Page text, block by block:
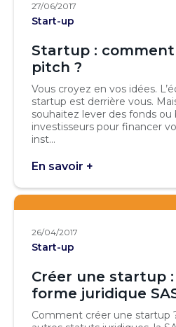
27/06/2017
Start-up
Startup :
pitch ?
Vous croyez en vos idées.
startup est derrière vous.
souhaitez lever des fonds
investisseurs pour financer
inst...
En savoir +
26/04/2017
Start-up
Créer une startup
forme juridique
Comment créer une startup